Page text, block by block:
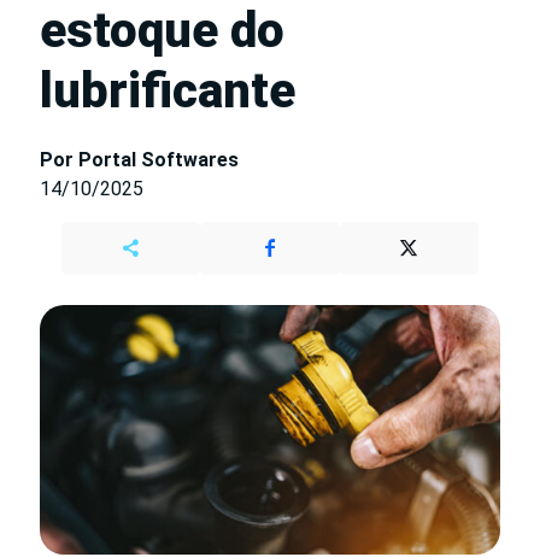
estoque do
lubrificante
Por Portal Softwares
14/10/2025